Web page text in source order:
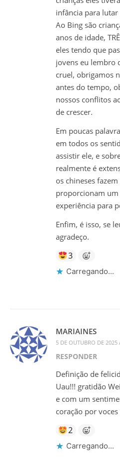
infância para lutar
Ao Bing são
anos de idade,
eles tendo que
jovens eu lembro
cruel, obrigamos
antes do tempo,
nossos conflitos
de crescer.
Em poucas
em todos os
assistir ele, e
realmente é
os chineses
proporcionam
experiência para
Enfim, é isso, se
agradeço.
3
Carregando...
MARIAINES
5 DE OUTUBRO DE 2025
RESPONDER
Definição de
Uau!!! gratidão
e com um
coração por
2
Carregando...